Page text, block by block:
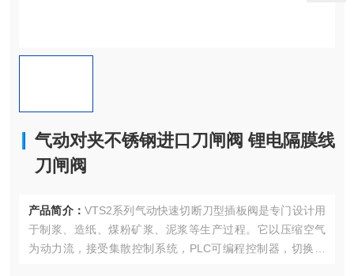
气动对夹不锈钢进口刀闸阀 锂电隔膜线
刀闸阀
产品简介： VTS2系列气动快速切断刀型插板阀是专门设计用
于制浆、造纸、煤粉矿浆、泥浆等生产过程。它以压缩空气
为动力流，接受集散控制系统，PLC可编程控制器，切换开